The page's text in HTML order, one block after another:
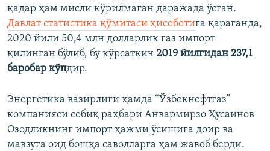
қадар ҳам мисли кўрилмаган даражада ўсган.
Давлат статистика қўмитаси ҳисоботига қараганда,
2020 йили 50,4 млн долларлик газ импорт
қилинган бўлиб, бу кўрсаткич 2019 йилгидан 237,1
баробар кўпдир.
Энергетика вазирлиги ҳамда “Ўзбекнефтгаз”
компанияси собиқ раҳбари Анвармирзо Ҳусаинов
Озодликнинг импорт ҳажми ўсишига доир ва
мавзуга оид бошқа саволларга ҳам жавоб берди.